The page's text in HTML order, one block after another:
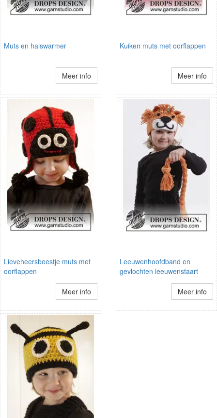
Muts en halswarmer
Meer info
Kuiken muts met oorflappen
Meer info
Lieveheersbeestje muts met
oorflappen
Meer info
Leeuwenhoofdband en
gevlochten leeuwenstaart
Meer info